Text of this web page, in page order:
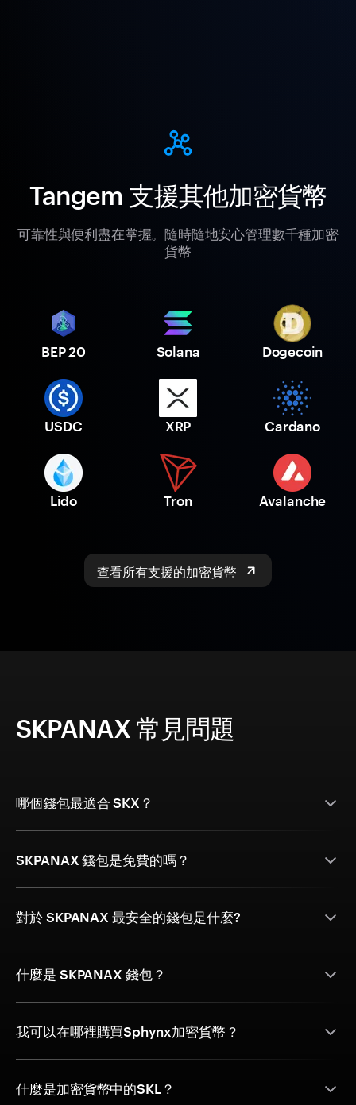
Tangem 支援其他加密貨幣
可靠性與便利盡在掌握。隨時隨地安心管理數千種加密
貨幣
BEP 20 Solana Dogecoin
USDC XRP Cardano
Lido Tron Avalanche
查看所有支援的加密貨幣
SKPANAX 常見問題
哪個錢包最適合 SKX？
SKPANAX 錢包是免費的嗎？
對於 SKPANAX 最安全的錢包是什麼?
什麼是 SKPANAX 錢包？
我可以在哪裡購買Sphynx加密貨幣？
什麼是加密貨幣中的SKL？